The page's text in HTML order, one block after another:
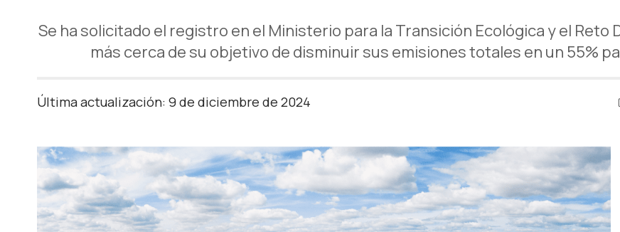
Se ha solicitado el registro en el Ministerio para la Transición Ecológica y el Reto
más cerca de su objetivo de disminuir sus emisiones totales en un 55%
Última actualización: 9 de diciembre de 2024